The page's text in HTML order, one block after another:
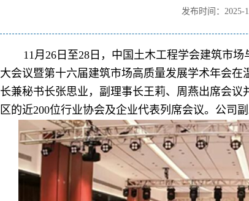
发布时间：
11月26日至28日，中国土木工程学会建筑市
大会议暨第十六届建筑市场高质量发展学术年会
长兼秘书长张思业，副理事长王莉、周燕出席会
区的近200位行业协会及企业代表列席会议。 公司